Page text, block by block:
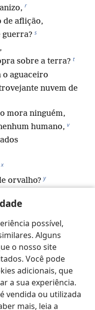
possível,
Alguns
o nosso site
Você pode
adicionais, que
a sua experiência.
vendida ou utilizada
mais, leia a
r
de aflição,
guerra? s
sobre a terra? t
o aguaceiro
nuvem de
mora ninguém,
humano, v
x
orvalho? y
céu?
que com pedra,
se
cordas da
de